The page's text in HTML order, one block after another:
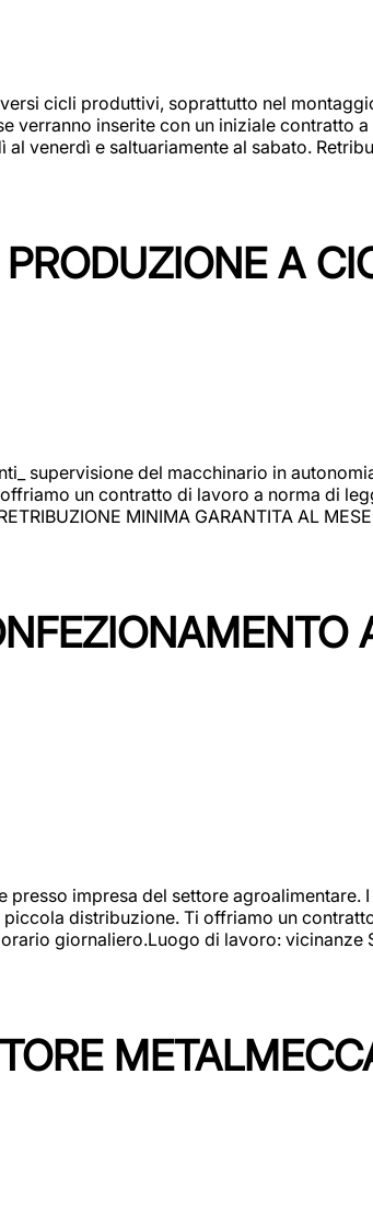
cicli produttivi, soprattutto nel
verranno inserite con un iniziale
venerdì e saltuariamente al sabato.
A
supervisione del macchinario in
un contratto di lavoro a norma di
MINIMA GARANTITA AL
presso impresa del settore
distribuzione. Ti offriamo un
giornaliero.Luogo di lavoro: vicinanze